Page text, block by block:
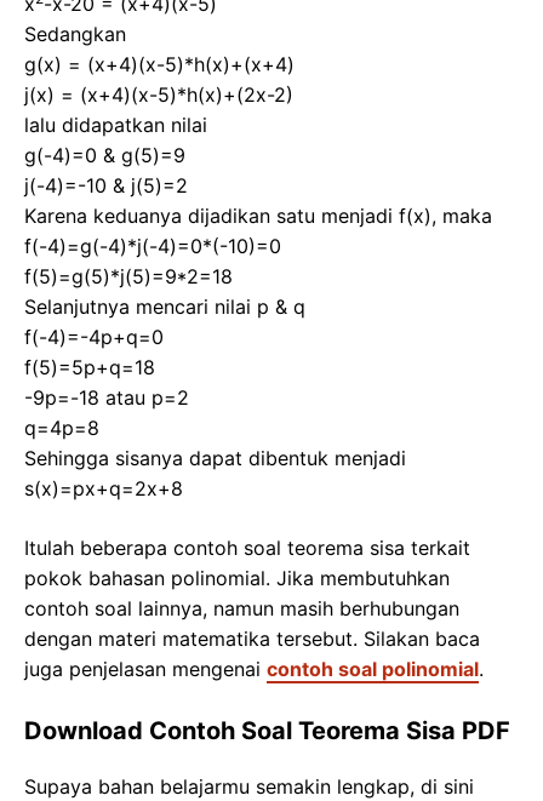
Sedangkan
g(x) = (x+4)(x-5)*h(x)+(x+4)
j(x) = (x+4)(x-5)*h(x)+(2x-2)
lalu didapatkan nilai
g(-4)=0 & g(5)=9
j(-4)=-10 & j(5)=2
Karena keduanya dijadikan satu menjadi f(x), maka
f(-4)=g(-4)*j(-4)=0*(-10)=0
f(5)=g(5)*j(5)=9*2=18
Selanjutnya mencari nilai p & q
f(-4)=-4p+q=0
f(5)=5p+q=18
-9p=-18 atau p=2
q=4p=8
Sehingga sisanya dapat dibentuk menjadi
s(x)=px+q=2x+8
Itulah beberapa contoh soal teorema sisa terkait
pokok bahasan polinomial. Jika membutuhkan
contoh soal lainnya, namun masih berhubungan
dengan materi matematika tersebut. Silakan baca
juga penjelasan mengenai contoh soal polinomial.
Download Contoh Soal Teorema Sisa PDF
Supaya bahan belajarmu semakin lengkap, di sini